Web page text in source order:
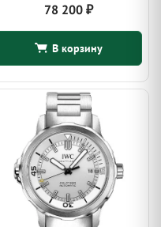
78 200 ₽
В корзину